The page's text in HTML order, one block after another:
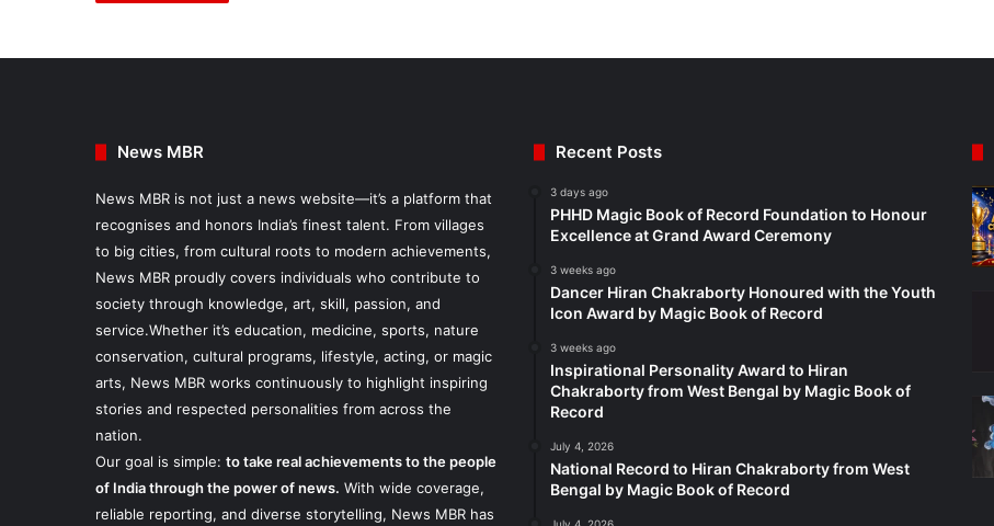
News MBR
News MBR is not just a news website—it’s a platform that
recognises and honors India’s finest talent. From villages
to big cities, from cultural roots to modern achievements,
News MBR proudly covers individuals who contribute to
society through knowledge, art, skill, passion, and
service.Whether it’s education, medicine, sports, nature
conservation, cultural programs, lifestyle, acting, or magic
arts, News MBR works continuously to highlight inspiring
stories and respected personalities from across the
nation.
Our goal is simple: to take real achievements to the people
of India through the power of news. With wide coverage,
reliable reporting, and diverse storytelling, News MBR has
Recent Posts
3 days ago
PHHD Magic Book of Record Foundation to Honour
Excellence at Grand Award Ceremony
3 weeks ago
Dancer Hiran Chakraborty Honoured with the Youth
Icon Award by Magic Book of Record
3 weeks ago
Inspirational Personality Award to Hiran
Chakraborty from West Bengal by Magic Book of
Record
July 4, 2026
National Record to Hiran Chakraborty from West
Bengal by Magic Book of Record